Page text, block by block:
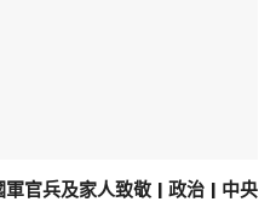
官兵及家人致敬 | 政治 | 中央